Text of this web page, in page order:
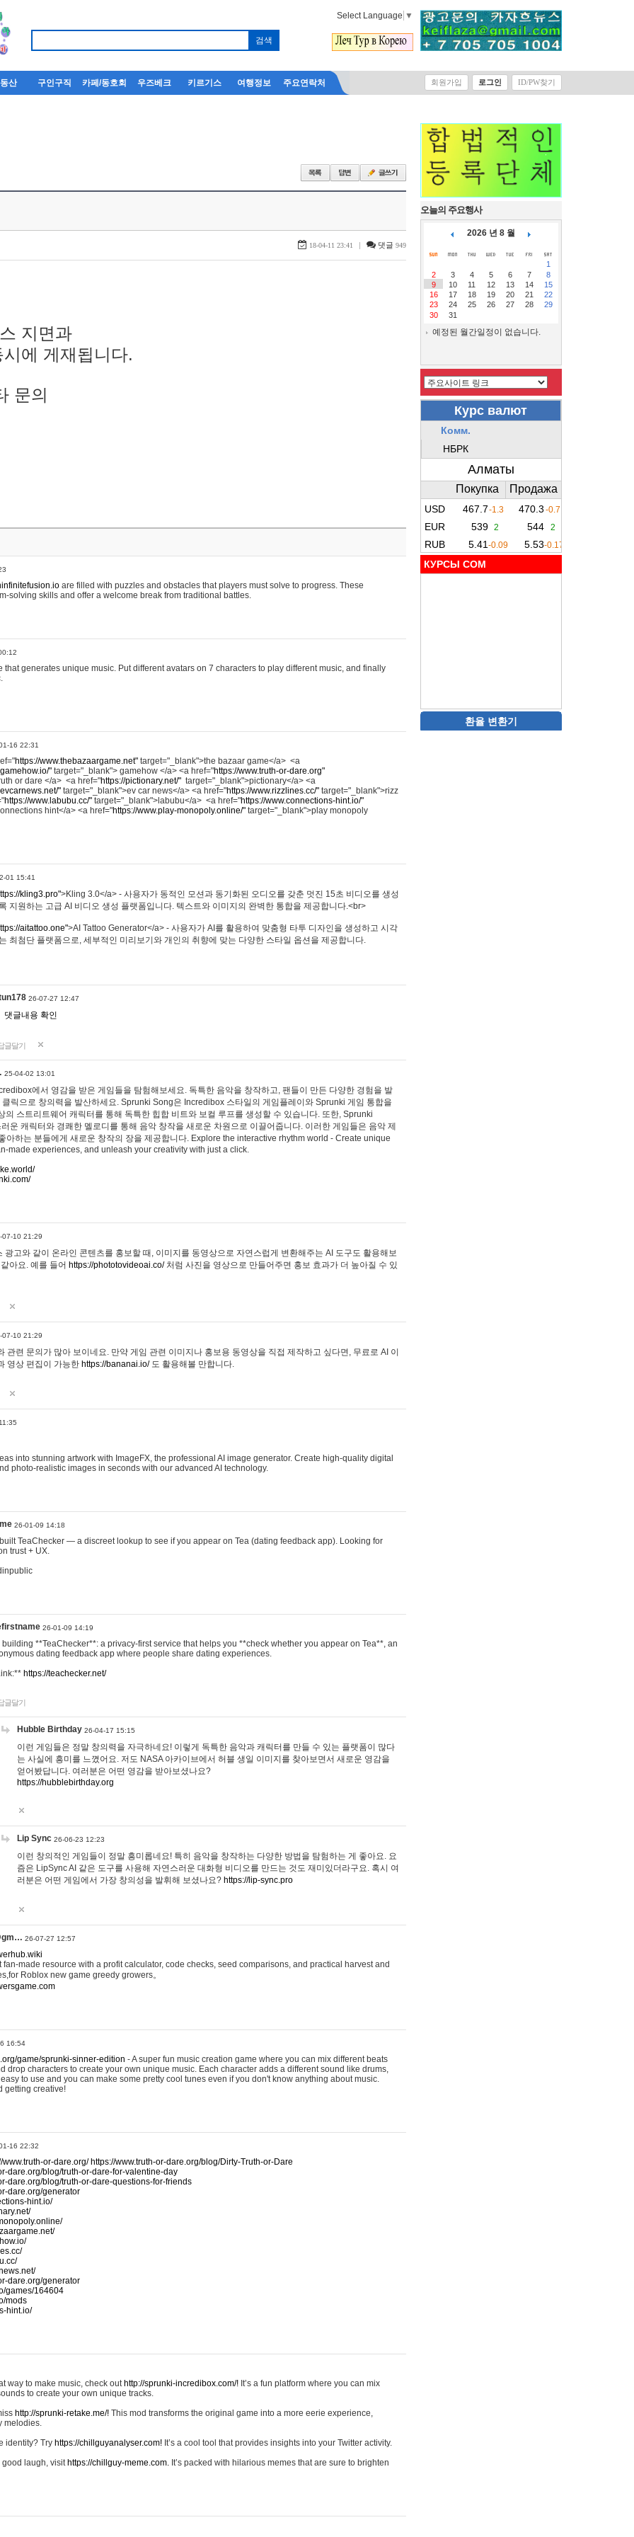
Select Language ▼
산 구인구직 카페/동호회 우즈베크 키르기스 여행정보 주요연락처 회원가입 로그인 ID/PW찾기
18-04-11 23:41 | 댓글 949
지면과
에 게재됩니다.
문의
are filled with puzzles and obstacles that players must solve to progress. These
solving skills and offer a welcome break from traditional battles.
that generates unique music. Put different avatars on 7 characters to play different music, and finally
16 22:31
https://www.thebazaargame.net" target="_blank">the bazaar game</a> <a
" target="_blank"> gamehow </a> <a href="https://www.truth-or-dare.org"
or dare </a> <a href="https://pictionary.net/" target="_blank">pictionary</a> <a
" target="_blank">ev car news</a> <a href="https://www.rizzlines.cc/" target="_blank">rizz
https://www.labubu.cc/" target="_blank">labubu</a> <a href="https://www.connections-hint.io/"
hint</a> <a href="https://www.play-monopoly.online/" target="_blank">play monopoly
01 15:41
kling3.pro">Kling 3.0</a> - 사용자가 동적인 모션과 동기화된 오디오를 갖춘 멋진 15초 비디오를 생성
지원하는 고급 AI 비디오 생성 플랫폼입니다. 텍스트와 이미지의 완벽한 통합을 제공합니다.<br>
aitattoo.one">AI Tattoo Generator</a> - 사용자가 AI를 활용하여 맞춤형 타투 디자인을 생성하고 시각
최첨단 플랫폼으로, 세부적인 미리보기와 개인의 취향에 맞는 다양한 스타일 옵션을 제공합니다.
26-07-27 12:47
댓글내용 확인
글달기
25-04-02 13:01
에서 영감을 받은 게임들을 탐험해보세요. 독특한 음악을 창작하고, 팬들이 만든 다양한 경험을 발
클릭으로 창의력을 발산하세요. Sprunki Song은 Incredibox 스타일의 게임플레이와 Sprunki 게임 통합을
의 스트리트웨어 캐릭터를 통해 독특한 힙합 비트와 보컬 루프를 생성할 수 있습니다. 또한, Sprunki
운 캐릭터와 경쾌한 멜로디를 통해 음악 창작을 새로운 차원으로 이끌어줍니다. 이러한 게임들은 음악 제
아하는 분들에게 새로운 창작의 장을 제공합니다. Explore the interactive rhythm world - Create unique
made experiences, and unleash your creativity with just a click.
07-10 21:29
광고와 같이 온라인 콘텐츠를 홍보할 때, 이미지를 동영상으로 자연스럽게 변환해주는 AI 도구도 활용해보
아요. 예를 들어 https://phototovideoai.co/처럼 사진을 영상으로 만들어주면 홍보 효과가 더 높아질 수 있
07-10 21:29
관련 문의가 많아 보이네요. 만약 게임 관련 이미지나 홍보용 동영상을 직접 제작하고 싶다면, 무료로 AI 이
영상 편집이 가능한 https://bananai.io/도 활용해볼 만합니다.
into stunning artwork with ImageFX, the professional AI image generator. Create high-quality digital
photo-realistic images in seconds with our advanced AI technology.
26-01-09 14:18
TeaChecker — a discreet lookup to see if you appear on Tea (dating feedback app). Looking for
trust + UX.
26-01-09 14:19
building **TeaChecker**: a privacy-first service that helps you **check whether you appear on Tea**, an
dating feedback app where people share dating experiences.
https://teachecker.net/
글달기
Hubble Birthday 26-04-17 15:15
이런 게임들은 정말 창의력을 자극하네요! 이렇게 독특한 음악과 캐릭터를 만들 수 있는 플랫폼이 많다
는 사실에 흥미를 느꼈어요. 저도 NASA 아카이브에서 허블 생일 이미지를 찾아보면서 새로운 영감을
얻어봤답니다. 여러분은 어떤 영감을 받아보셨나요?
https://hubblebirthday.org
Lip Sync 26-06-23 12:23
이런 창의적인 게임들이 정말 흥미롭네요! 특히 음악을 창작하는 다양한 방법을 탐험하는 게 좋아요. 요
즘은 LipSync AI 같은 도구를 사용해 자연스러운 대화형 비디오를 만드는 것도 재미있더라구요. 혹시 여
러분은 어떤 게임에서 가장 창의성을 발휘해 보셨나요? https://lip-sync.pro
26-07-27 12:57
made resource with a profit calculator, code checks, seed comparisons, and practical harvest and
Roblox new game greedy growers。
16:54
game/sprunki-sinner-edition - A super fun music creation game where you can mix different beats
drop characters to create your own unique music. Each character adds a different sound like drums,
to use and you can make some pretty cool tunes even if you don't know anything about music.
getting creative!
16 22:32
www.truth-or-dare.org/ https://www.truth-or-dare.org/blog/Dirty-Truth-or-Dare
dare.org/blog/truth-or-dare-for-valentine-day
dare.org/blog/truth-or-dare-questions-for-friends
dare.org/generator
hint.io/
dare.org/generator
games/164604
mods
hint.io/
way to make music, check out http://sprunki-incredibox.com/! It’s a fun platform where you can mix
to create your own unique tracks.
http://sprunki-retake.me/! This mod transforms the original game into a more eerie experience,
melodies.
identity? Try https://chillguyanalyser.com! It’s a cool tool that provides insights into your Twitter activity.
good laugh, visit https://chillguy-meme.com. It’s packed with hilarious memes that are sure to brighten
오늘의 주요행사
2026 년 8 월
1
2
3 4 5 6 7
8
9
10 11 12 13 14
15
16
17 18 19 20 21
22
23
24 25 26 27 28
29
30
31
예정된 월간일정이 없습니다.
КУРСЫ COM
환율 변환기